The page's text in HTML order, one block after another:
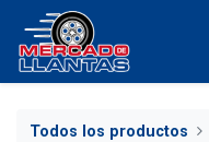
Todos los productos